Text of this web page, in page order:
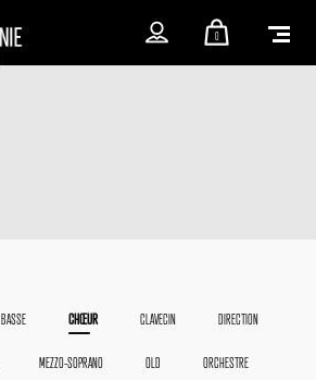
0
BASSE CHŒUR CLAVECIN DIRECTION
MEZZO-SOPRANO OLD ORCHESTRE